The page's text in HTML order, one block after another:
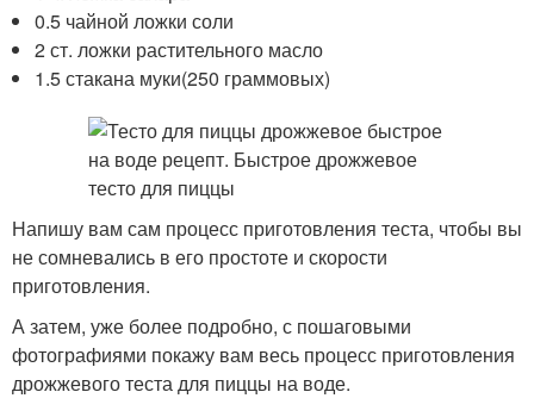
0.5 чайной ложки соли
2 ст. ложки растительного масло
1.5 стакана муки(250 граммовых)
Напишу вам сам процесс приготовления теста, чтобы вы
не сомневались в его простоте и скорости
приготовления.
А затем, уже более подробно, с пошаговыми
фотографиями покажу вам весь процесс приготовления
дрожжевого теста для пиццы на воде.